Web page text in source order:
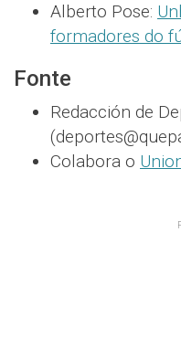
Alberto Pose:
formadores do
Fonte
Redacción de
Colabora o